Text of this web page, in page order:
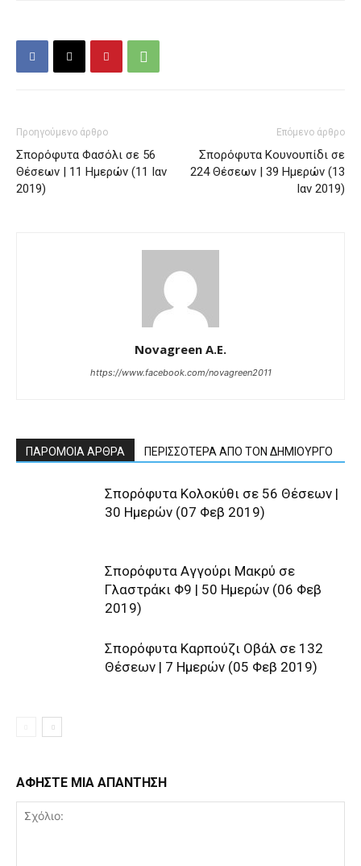
Προηγούμενο άρθρο
Σπορόφυτα Φασόλι σε 56
Θέσεων | 11 Ημερών (11 Ιαν
2019)
Επόμενο άρθρο
Σπορόφυτα Κουνουπίδι σε
224 Θέσεων | 39 Ημερών (13
Ιαν 2019)
Novagreen A.E.
https://www.facebook.com/novagreen2011
ΠΑΡΟΜΟΙΑ ΑΡΘΡΑ ΠΕΡΙΣΣΟΤΕΡΑ ΑΠΟ ΤΟΝ ΔΗΜΙΟΥΡΓΟ
Σπορόφυτα Κολοκύθι σε 56 Θέσεων |
30 Ημερών (07 Φεβ 2019)
Σπορόφυτα Αγγούρι Μακρύ σε
Γλαστράκι Φ9 | 50 Ημερών (06 Φεβ
2019)
Σπορόφυτα Καρπούζι Οβάλ σε 132
Θέσεων | 7 Ημερών (05 Φεβ 2019)
ΑΦΗΣΤΕ ΜΙΑ ΑΠΑΝΤΗΣΗ